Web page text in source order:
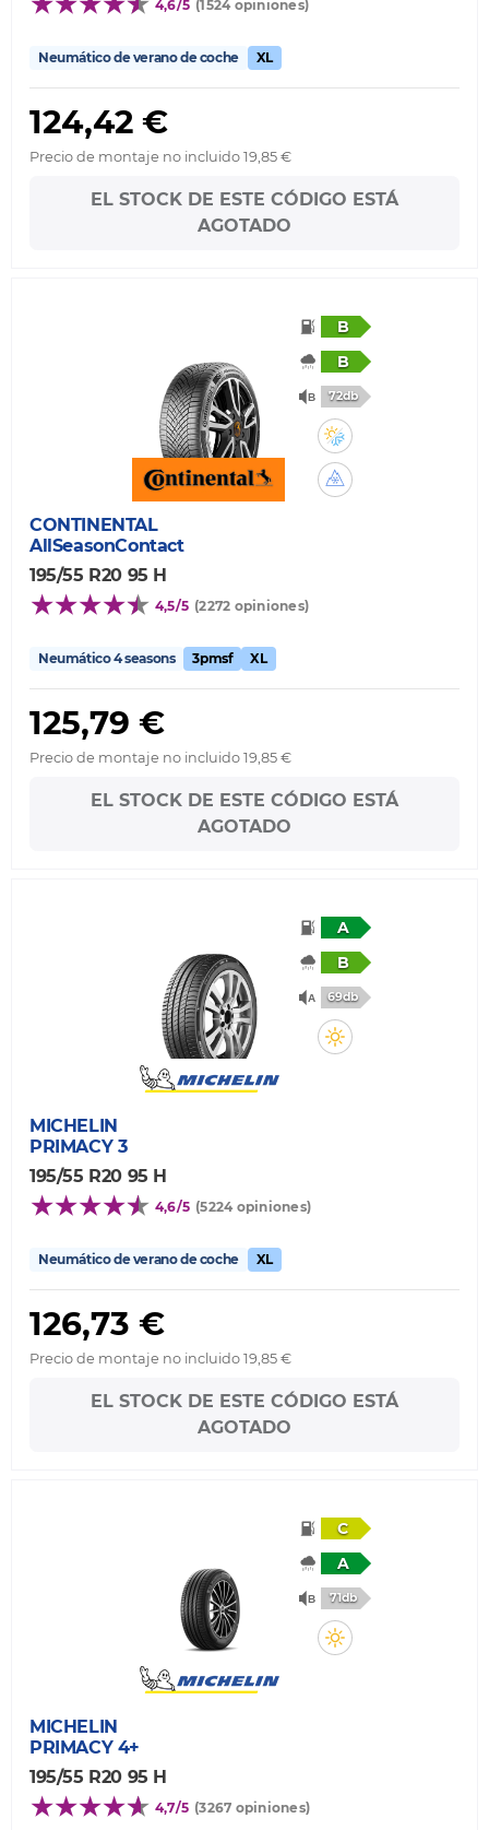
4,6/5 (1524 opiniones)
Neumático de verano de coche XL
124,42 €
Precio de montaje no incluido 19,85 €
EL STOCK DE ESTE CÓDIGO ESTÁ
AGOTADO
B
B
72db
CONTINENTAL
AllSeasonContact
195/55 R20 95 H
4,5/5 (2272 opiniones)
Neumático 4 seasons 3pmsf XL
125,79 €
Precio de montaje no incluido 19,85 €
EL STOCK DE ESTE CÓDIGO ESTÁ
AGOTADO
A
B
69db
MICHELIN
PRIMACY 3
195/55 R20 95 H
4,6/5 (5224 opiniones)
Neumático de verano de coche XL
126,73 €
Precio de montaje no incluido 19,85 €
EL STOCK DE ESTE CÓDIGO ESTÁ
AGOTADO
C
A
71db
MICHELIN
PRIMACY 4+
195/55 R20 95 H
4,7/5 (3267 opiniones)